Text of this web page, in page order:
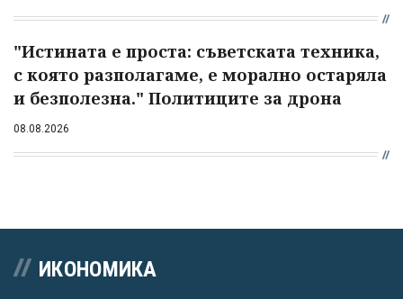
"Истината е проста: съветската техника,
с която разполагаме, е морално остаряла
и безполезна." Политиците за дрона
08.08.2026
ИКОНОМИКА